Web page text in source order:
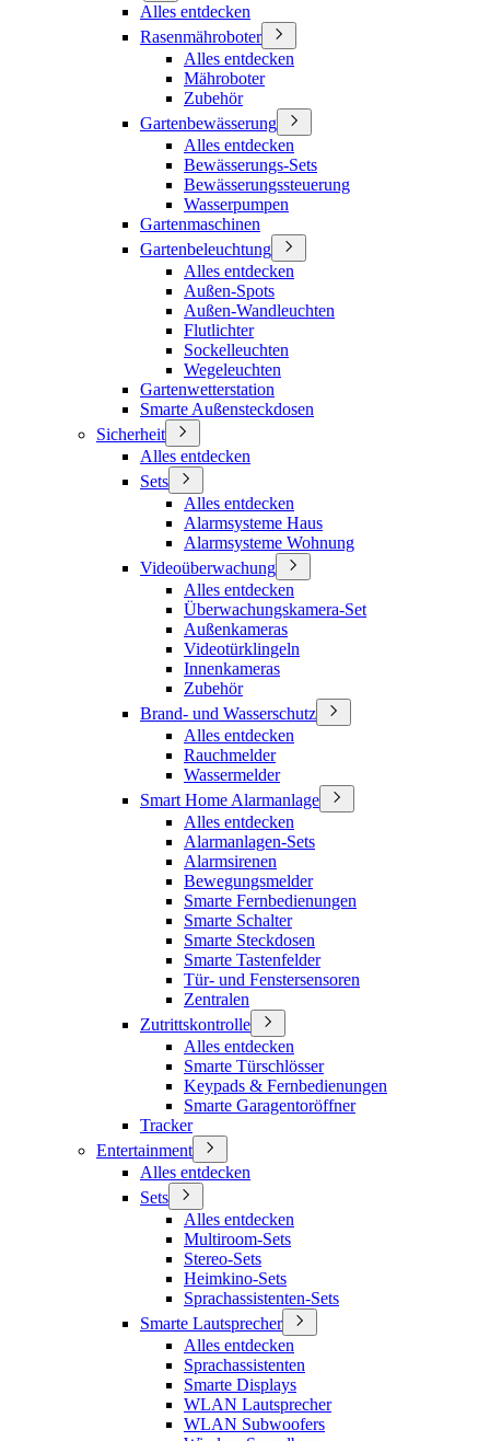
Alles entdecken
Rasenmähroboter
Alles entdecken
Mähroboter
Zubehör
Gartenbewässerung
Alles entdecken
Bewässerungs-Sets
Bewässerungssteuerung
Wasserpumpen
Gartenmaschinen
Gartenbeleuchtung
Alles entdecken
Außen-Spots
Außen-Wandleuchten
Flutlichter
Sockelleuchten
Wegeleuchten
Gartenwetterstation
Smarte Außensteckdosen
Sicherheit
Alles entdecken
Sets
Alles entdecken
Alarmsysteme Haus
Alarmsysteme Wohnung
Videoüberwachung
Alles entdecken
Überwachungskamera-Set
Außenkameras
Videotürklingeln
Innenkameras
Zubehör
Brand- und Wasserschutz
Alles entdecken
Rauchmelder
Wassermelder
Smart Home Alarmanlage
Alles entdecken
Alarmanlagen-Sets
Alarmsirenen
Bewegungsmelder
Smarte Fernbedienungen
Smarte Schalter
Smarte Steckdosen
Smarte Tastenfelder
Tür- und Fenstersensoren
Zentralen
Zutrittskontrolle
Alles entdecken
Smarte Türschlösser
Keypads & Fernbedienungen
Smarte Garagentoröffner
Tracker
Entertainment
Alles entdecken
Sets
Alles entdecken
Multiroom-Sets
Stereo-Sets
Heimkino-Sets
Sprachassistenten-Sets
Smarte Lautsprecher
Alles entdecken
Sprachassistenten
Smarte Displays
WLAN Lautsprecher
WLAN Subwoofers